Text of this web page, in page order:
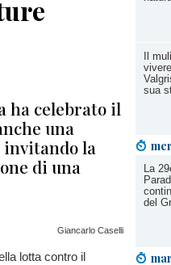
Il
sua
La
del
ha celebrato il
una
la
di una
Giancarlo Caselli
lotta contro il